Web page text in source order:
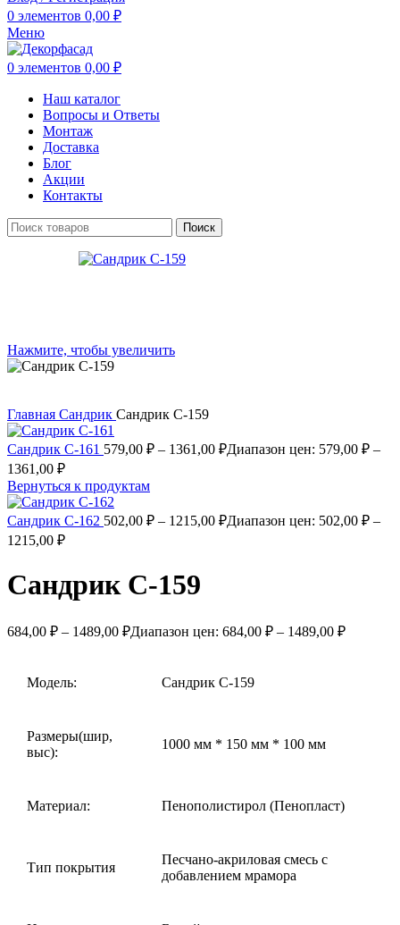
0 элементов 0,00 ₽
Меню
0 элементов 0,00 ₽
Наш каталог
Вопросы и Ответы
Монтаж
Доставка
Блог
Акции
Контакты
Поиск
Нажмите, чтобы увеличить
Главная Сандрик Сандрик С-159
Сандрик С-161 579,00 ₽ – 1361,00 ₽Диапазон цен: 579,00 ₽ –
1361,00 ₽
Вернуться к продуктам
Сандрик С-162 502,00 ₽ – 1215,00 ₽Диапазон цен: 502,00 ₽ –
1215,00 ₽
Сандрик С-159
684,00 ₽ – 1489,00 ₽Диапазон цен: 684,00 ₽ – 1489,00 ₽
Модель: Сандрик С-159
Размеры(шир,
выс):
1000 мм * 150 мм * 100 мм
Материал: Пенополистирол (Пенопласт)
Тип покрытия
Песчано-акриловая смесь с
добавлением мрамора